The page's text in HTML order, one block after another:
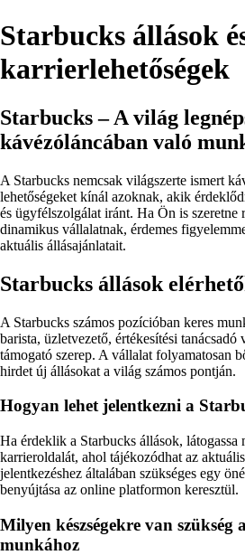
Starbucks állások
karrierlehetőségek
Starbucks – A világ
kávézóláncában való
A Starbucks nemcsak világszerte ismert
lehetőségeket kínál azoknak, akik
és ügyfélszolgálat iránt. Ha Ön is szeretne
dinamikus vállalatnak, érdemes
aktuális állásajánlatait.
Starbucks állások
A Starbucks számos pozícióban keres
barista, üzletvezető, értékesítési
támogató szerep. A vállalat folyamatosan
hirdet új állásokat a világ számos pontján.
Hogyan lehet jelentkezni a
Ha érdeklik a Starbucks állások, látogassa
karrieroldalát, ahol tájékozódhat az
jelentkezéshez általában szükséges egy
benyújtása az online platformon keresztül.
Milyen készségekre van szükség
munkához